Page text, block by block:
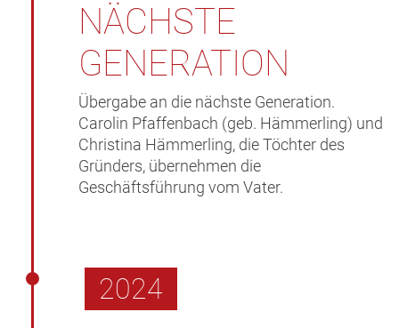
NÄCHSTE
GENERATION
Übergabe an die nächste Generation.
Carolin Pfaffenbach (geb. Hämmerling) und
Christina Hämmerling, die Töchter des
Gründers, übernehmen die
Geschäftsführung vom Vater.
2024